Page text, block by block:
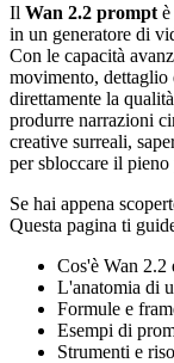
Il Wan 2.2 prompt
in un generatore di
Con le capacità
movimento, dettaglio
direttamente la
produrre narrazioni
creative surreali,
per sbloccare il
Se hai appena
Questa pagina ti
Cos'è Wan 2.2
L'anatomia di
Formule e
Esempi di
Strumenti e